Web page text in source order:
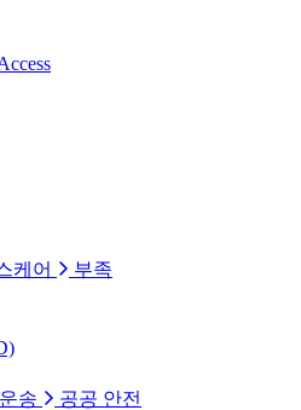
케어 부족
운송 공공 안전